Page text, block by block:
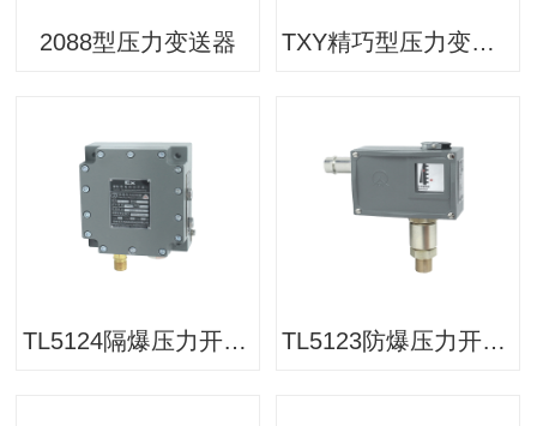
2088型压力变送器 TXY精巧型压力变送器
TL5124隔爆压力开关/压力控制器 TL5123防爆压力开关/压力控制器